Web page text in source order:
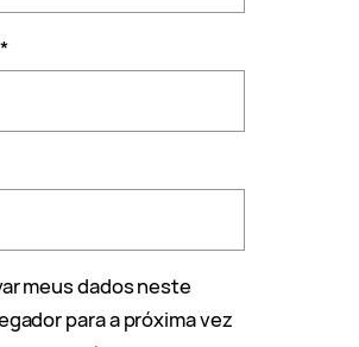
*
meus dados neste
para a próxima vez